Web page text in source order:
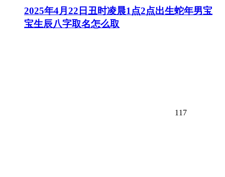
2025年4月22日丑时凌晨1点2点出生蛇年男宝
宝生辰八字取名怎么取
117